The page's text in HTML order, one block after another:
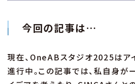
今回の記事は…
現在、OneABスタジオ2025はア
進行中。この記事では、私自身が